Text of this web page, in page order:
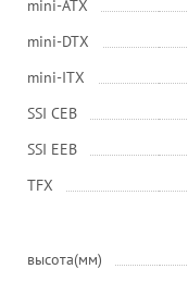
mini-ATX
mini-DTX
mini-ITX
SSI CEB
SSI EEB
ТFХ
высота(мм)